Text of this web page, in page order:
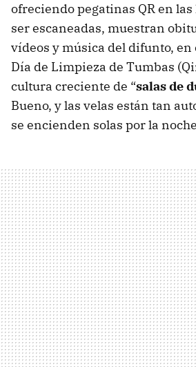
ofreciendo pegatinas QR en
ser escaneadas, muestran
vídeos y música del difunto, en
Día de Limpieza de Tumbas
cultura creciente de “salas de
Bueno, y las velas están tan
se encienden solas por la